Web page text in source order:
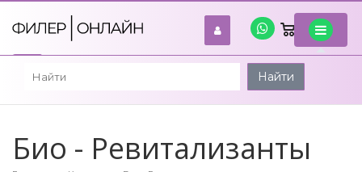
войти
Найти
Био - Ревитализанты